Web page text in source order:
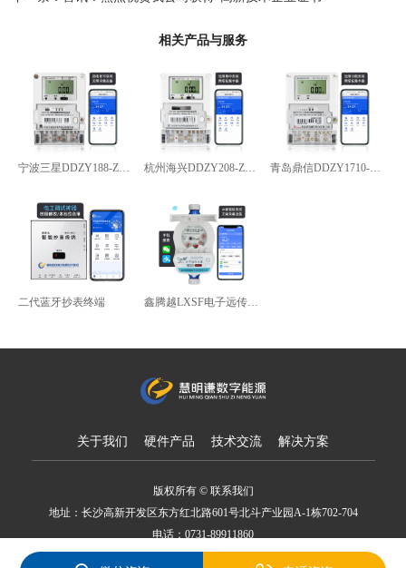
相关产品与服务
宁波三星DDZY188-Z型4G通讯智能电能表杭州海兴DDZY208-Z型RS485通讯智能电能表
青岛鼎信DDZY1710-Z型单
二代蓝牙抄表终端 鑫腾越LXSF电子远传智能水表
关于我们 硬件产品 技术交流 解决方案
版权所有 © 联系我们
地址：长沙高新开发区东方红北路601号北斗产业园A-1栋702-704
电话：0731-89911860
备案号：湘ICP备18007650号